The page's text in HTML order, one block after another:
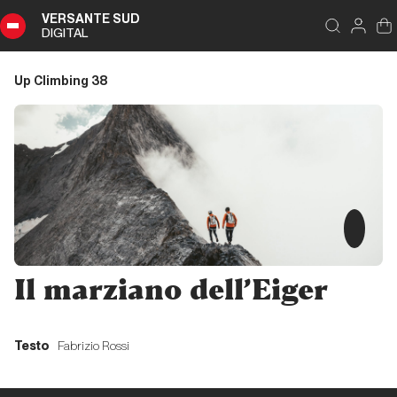
VERSANTE SUD
DIGITAL
Indice
Zusammenfassung
Editoriale
Editoriale
Il marziano dell’Eiger
Up Climbing 38
Testo Fabrizio Rossi